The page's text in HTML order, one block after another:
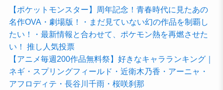
【ポケットモンスター】周年記念！青春時代に見たあの
名作OVA・劇場版！・まだ見ていない幻の作品を制覇し
たい！・最新情報と合わせて、ポケモン熱を再燃させた
い！ 推し人気投票
【アニメ毎週200作品無料祭】好きなキャラランキング｜
ネギ・スプリングフィールド・近衛木乃香・アーニャ・
アフロディテ・長谷川千雨・桜咲刹那